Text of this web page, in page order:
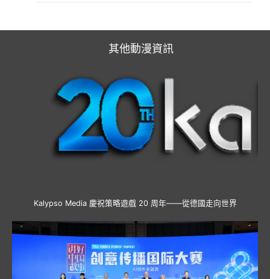
其他動漫資訊
Kalypso Media 慶祝策略遊戲 20 周年——從德國走向世界